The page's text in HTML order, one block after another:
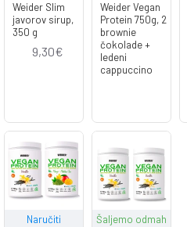
Weider Slim
javorov sirup,
350 g
9,30€
Weider Vegan
Protein 750g, 2
brownie
čokolade +
ledeni
cappuccino
Naručiti Šaljemo odmah